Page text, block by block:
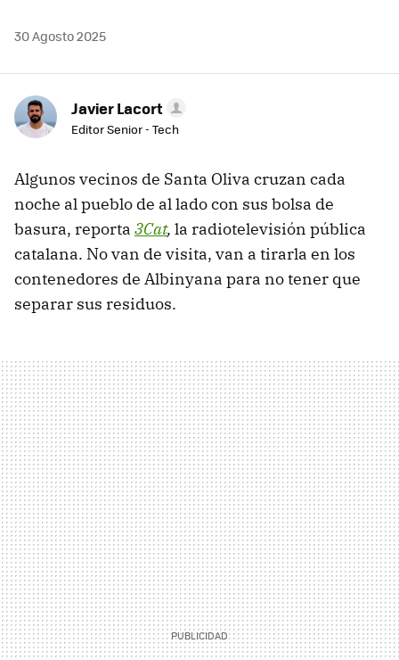
30 Agosto 2025
Javier Lacort
Editor Senior - Tech
Algunos vecinos de Santa Oliva cruzan cada
noche al pueblo de al lado con sus bolsa de
basura, reporta 3Cat, la radiotelevisión pública
catalana. No van de visita, van a tirarla en los
contenedores de Albinyana para no tener que
separar sus residuos.